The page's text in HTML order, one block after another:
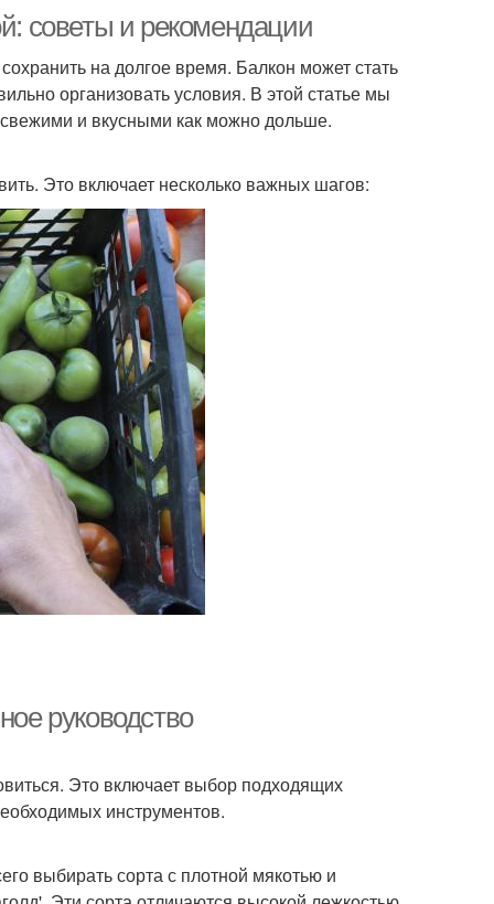
советы и рекомендации
на долгое время. Балкон может стать
организовать условия. В этой статье мы
и вкусными как можно дольше.
Это включает несколько важных шагов:
руководство
Это включает выбор подходящих
инструментов.
выбирать сорта с плотной мякотью и